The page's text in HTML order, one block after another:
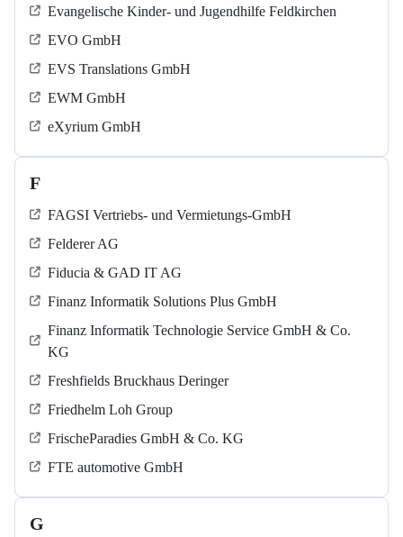
Evangelische Kinder- und Jugendhilfe Feldkirchen
EVO GmbH
EVS Translations GmbH
EWM GmbH
eXyrium GmbH
F
FAGSI Vertriebs- und Vermietungs-GmbH
Felderer AG
Fiducia & GAD IT AG
Finanz Informatik Solutions Plus GmbH
Finanz Informatik Technologie Service GmbH & Co.
KG
Freshfields Bruckhaus Deringer
Friedhelm Loh Group
FrischeParadies GmbH & Co. KG
FTE automotive GmbH
G